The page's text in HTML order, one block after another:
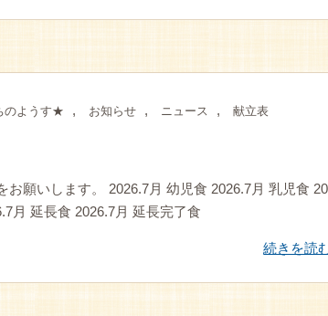
のようす★ , お知らせ , ニュース , 献立表
願いします。 2026.7月 幼児食 2026.7月 乳児食 20
月 延長食 2026.7月 延長完了食
続きを読